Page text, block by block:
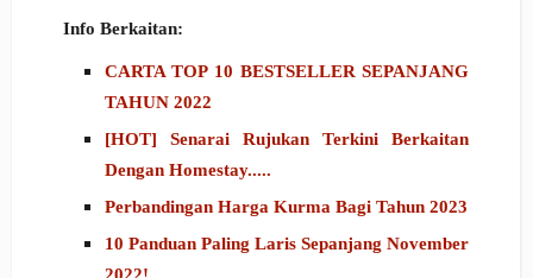
Info Berkaitan:
CARTA TOP 10 BESTSELLER SEPANJANG
TAHUN 2022
[HOT] Senarai Rujukan Terkini Berkaitan
Dengan Homestay.....
Perbandingan Harga Kurma Bagi Tahun 2023
10 Panduan Paling Laris Sepanjang November